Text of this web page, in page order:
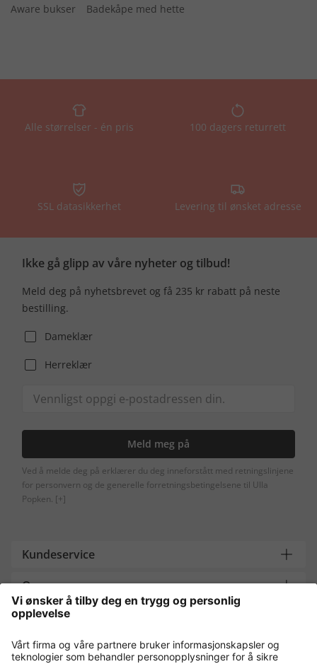
Aware bukser
Badekåpe med hette
Alle størrelser - én pris 100 dagers returrett
SSL datasikkerhet Levering til ønsket adresse
Ikke gå glipp av våre nyheter og tilbud!
Meld deg på nyhetsbrevet og få 235 kr rabatt på neste
bestilling.
Dameklær
Herreklær
Meld meg på
Ved å melde deg på erklærer du deg inneforstått med retningslinjene
for personvern og de generelle forretningsbetingelsene til Ulla
Popken. [+]
Kundeservice
Om oss
Contact
Payment and Delivery